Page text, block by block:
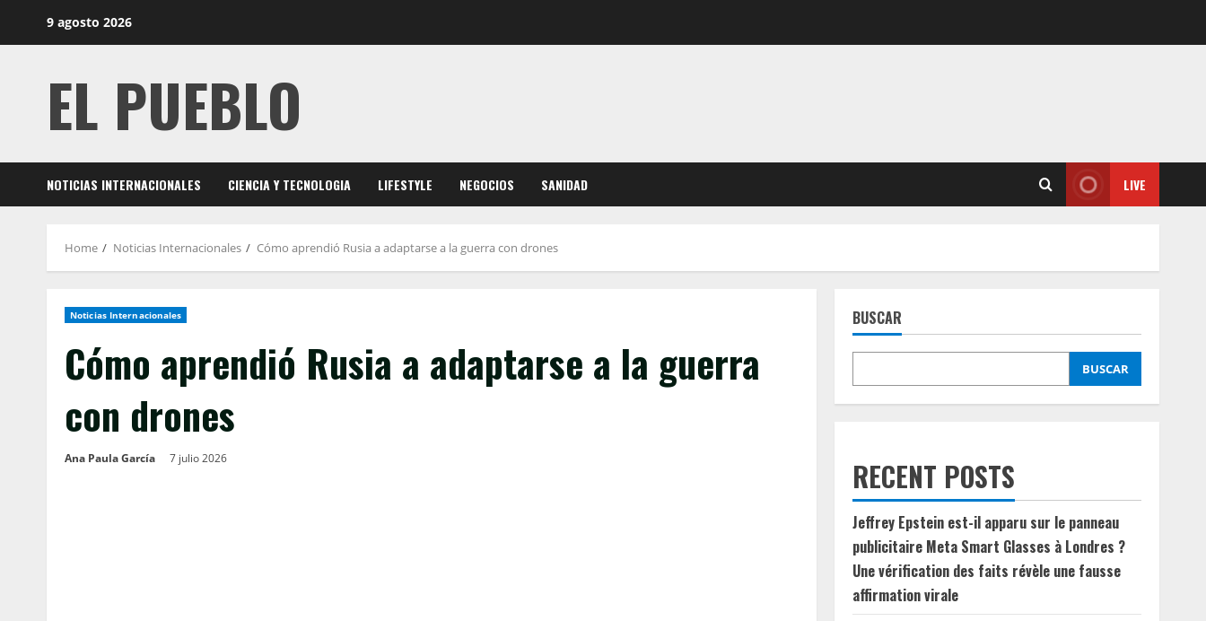
9 agosto 2026
EL PUEBLO
NOTICIAS INTERNACIONALES CIENCIA Y TECNOLOGIA LIFESTYLE NEGOCIOS SANIDAD LIVE
Home Noticias Internacionales Cómo aprendió Rusia a adaptarse a la guerra con drones
Noticias Internacionales
Cómo aprendió Rusia a adaptarse a la guerra
con drones
Ana Paula García 7 julio 2026
BUSCAR
BUSCAR
RECENT POSTS
Jeffrey Epstein est-il apparu sur le panneau
publicitaire Meta Smart Glasses à Londres ?
Une vérification des faits révèle une fausse
affirmation virale